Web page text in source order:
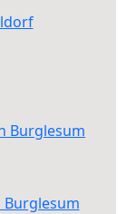
Burglesum
Burglesum